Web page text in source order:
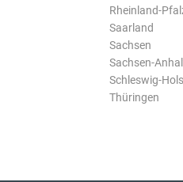
Rheinland-
Saarland
Sachsen
Sachsen-
Schleswig-
Thüringen